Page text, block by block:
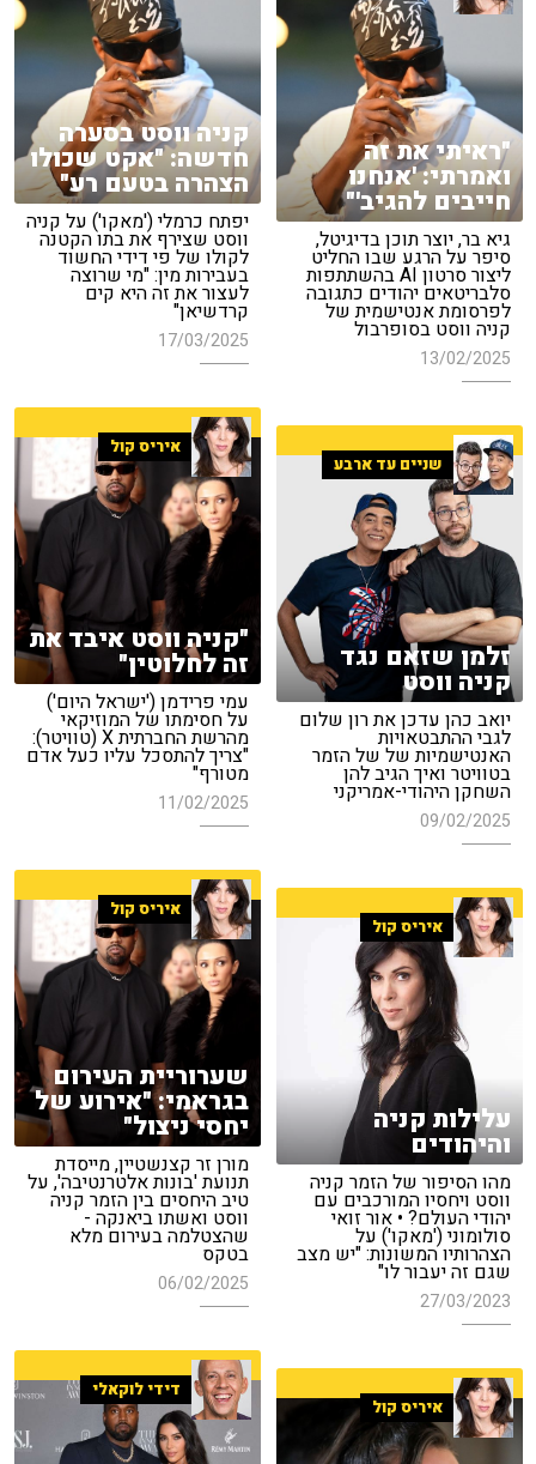
קניה ווסט בסערה
חדשה: "אקט שכולו
הצהרה בטעם רע"
יפתח כרמלי ('מאקו') על קניה
ווסט שצירף את בתו הקטנה
לקולו של פי דידי החשוד
בעבירות מין: "מי שרוצה
לעצור את זה היא קים
קרדשיאן"
17/03/2025
"ראיתי את זה
ואמרתי: 'אנחנו
חייבים להגיב'"
גיא בר, יוצר תוכן בדיגיטל,
סיפר על הרגע שבו החליט
ליצור סרטון AI בהשתתפות
סלבריטאים יהודים כתגובה
לפרסומת אנטישמית של
קניה ווסט בסופרבול
13/02/2025
איריס קול
"קניה ווסט איבד את
זה לחלוטין"
עמי פרידמן ('ישראל היום')
על חסימתו של המוזיקאי
מהרשת החברתית X (טוויטר):
"צריך להתסכל עליו כעל אדם
מטורף"
11/02/2025
שניים עד ארבע
זלמן שזאם נגד
קניה ווסט
יואב כהן עדכן את רון שלום
לגבי ההתבטאויות
האנטישמיות של של הזמר
בטוויטר ואיך הגיב להן
השחקן היהודי-אמריקני
09/02/2025
איריס קול
שערוריית העירום
בגראמי: "אירוע של
יחסי ניצול"
מורן זר קצנשטיין, מייסדת
תנועת 'בונות אלטרנטיבה', על
טיב היחסים בין הזמר קניה
ווסט ואשתו ביאנקה -
שהצטלמה בעירום מלא
בטקס
06/02/2025
איריס קול
עלילות קניה
והיהודים
מהו הסיפור של הזמר קניה
ווסט ויחסיו המורכבים עם
יהודי העולם? • אור זואי
סולומוני ('מאקו') על
הצהרותיו המשונות: "יש מצב
שגם זה יעבור לו"
27/03/2023
דידי לוקאלי
איריס קול